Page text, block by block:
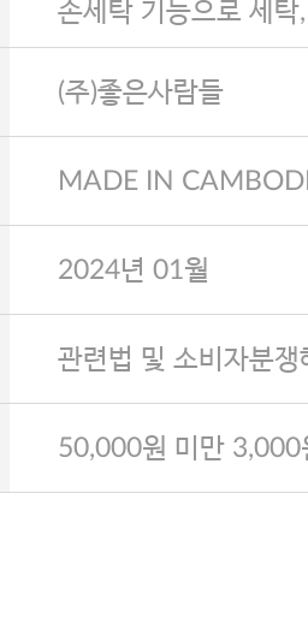
손세탁 기능으로 세탁
(주)좋은사람들
MADE IN
2024년 01월
관련법 및 소비자분
50,000원 미만 3,000